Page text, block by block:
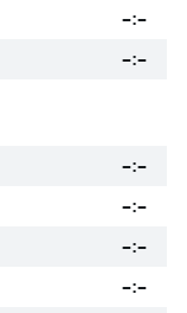
–:–
–:–
–:–
–:–
–:–
–:–